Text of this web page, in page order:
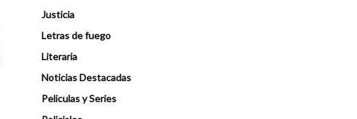
Justicia
Letras de fuego
Literaria
Noticias Destacadas
Peliculas y Series